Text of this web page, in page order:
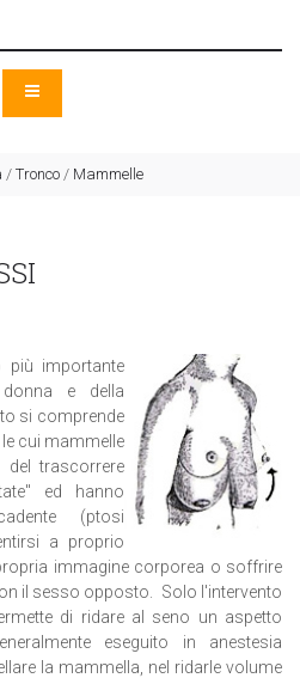
/ Tronco / Mammelle
importante
donna e della
si comprende
cui mammelle
trascorrere
ed hanno
(ptosi
a proprio
immagine corporea o soffrire
il sesso opposto. Solo l'intervento
di ridare al seno un aspetto
eseguito in anestesia
la mammella, nel ridarle volume